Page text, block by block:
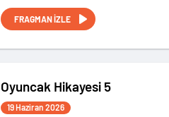
nasıl berbat ettiklerini ve dünyaya
sürüklediklerini anlatan gürültülü
FRAGMAN İZLE
Oyuncak Hikayesi 5
19 Haziran 2026